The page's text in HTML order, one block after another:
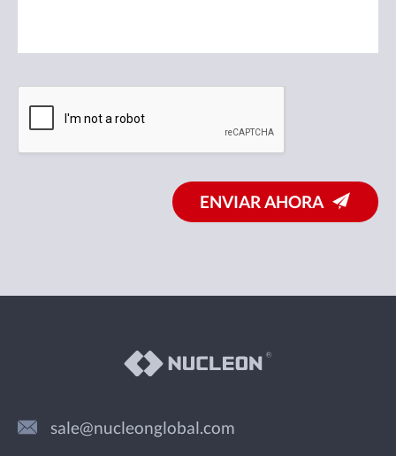
ENVIAR AHORA
sale@nucleonglobal.com